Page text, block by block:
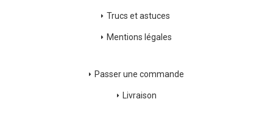
Trucs et astuces
Mentions légales
Passer une commande
Livraison